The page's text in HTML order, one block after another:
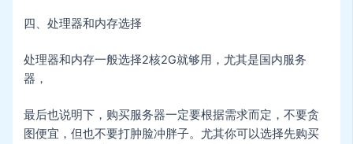
四、处理器和内存选择
处理器和内存一般选择2核2G就够用，尤其是国内服务
器，
最后也说明下，购买服务器一定要根据需求而定，不要贪
图便宜，但也不要打肿脸冲胖子。尤其你可以选择先购买